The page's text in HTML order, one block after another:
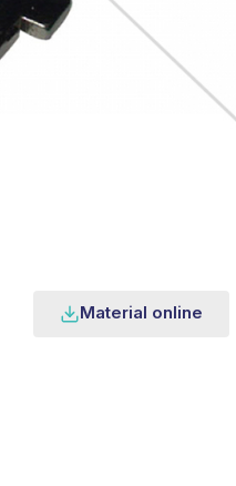
Material online